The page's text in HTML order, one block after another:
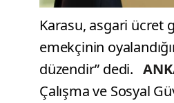
Karasu, asgari ücret
emekçinin
düzendir” dedi.
Çalışma ve Sosyal